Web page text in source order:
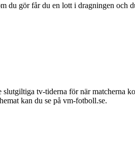
du gör får du en lott i dragningen och
tv-tiderna för när matcherna
kan du se på vm-fotboll.se.